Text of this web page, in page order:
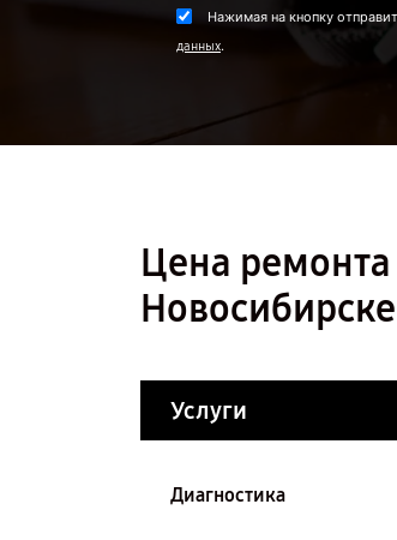
Нажимая на кнопку
данных.
Цена
Новосибирске
Услуги
Диагностика